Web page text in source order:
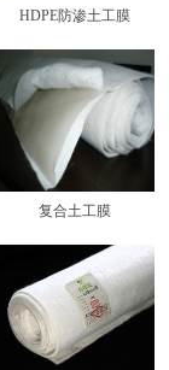
HDPE防渗土工膜
复合土工膜